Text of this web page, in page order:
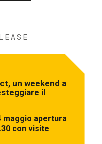
un weekend a
il
maggio apertura
con visite